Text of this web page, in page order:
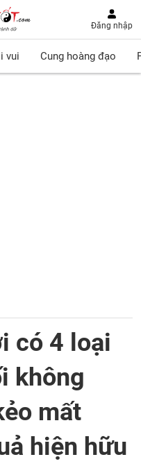
Đăng nhập
vui Cung hoàng đạo
có 4 loại
không
mất
hiện hữu